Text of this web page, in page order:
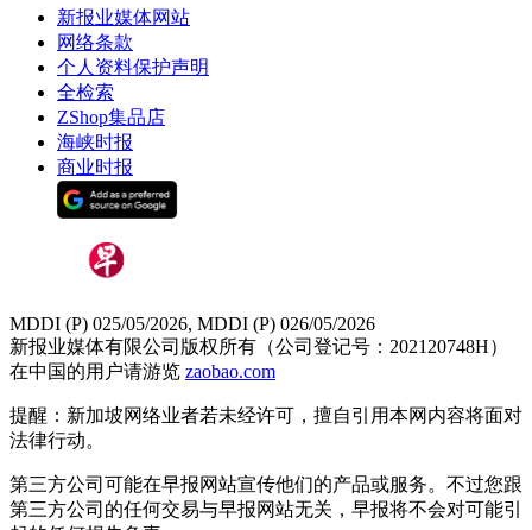
新报业媒体网站
网络条款
个人资料保护声明
全检索
ZShop集品店
海峡时报
商业时报
MDDI (P) 025/05/2026, MDDI (P) 026/05/2026
新报业媒体有限公司版权所有（公司登记号：202120748H）
在中国的用户请游览 zaobao.com
提醒：新加坡网络业者若未经许可，擅自引用本网内容将面对
法律行动。
第三方公司可能在早报网站宣传他们的产品或服务。不过您跟
第三方公司的任何交易与早报网站无关，早报将不会对可能引